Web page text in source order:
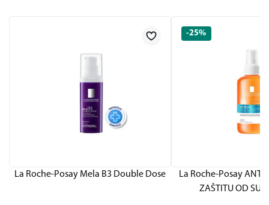
La Roche-Posay Mela B3 Double Dose
-25%
La Roche-Posay
ZAŠTITU OD